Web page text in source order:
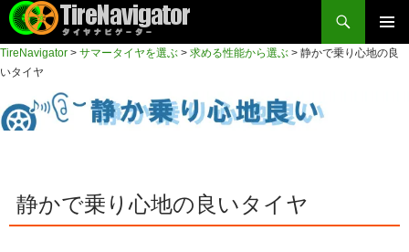
TireNavigator
検
索
メイン
コ
ン
ン
ツ
キ
TireNavigator > サマータイヤを選ぶ > 求める性能から選ぶ > 静かで乗り心地の良
いタイヤ
静かで乗り心地の良いタイヤ